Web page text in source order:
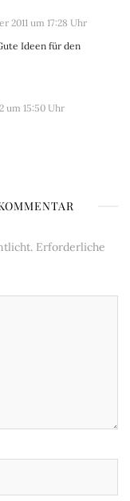
2011 um 17:28 Uhr
Ideen für den
um 15:50 Uhr
Erforderliche